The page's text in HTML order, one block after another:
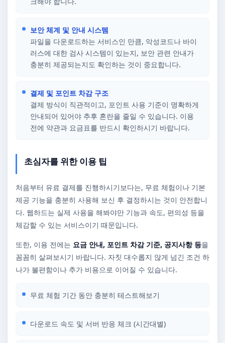
보안 체계 및 안내 시스템
파일을 다운로드하는 서비스인 만큼, 악성코드나 바이
러스에 대한 검사 시스템이 있는지, 보안 관련 안내가
충분히 제공되는지도 확인하는 것이 중요합니다.
결제 및 포인트 차감 구조
결제 방식이 직관적이고, 포인트 사용 기준이 명확하게
안내되어 있어야 추후 혼란을 줄일 수 있습니다. 이용
전에 약관과 요금표를 반드시 확인하시기 바랍니다.
초심자를 위한 이용 팁
처음부터 유료 결제를 진행하시기보다는, 무료 체험이나 기본
제공 기능을 충분히 사용해 보신 후 결정하시는 것이 안전합니
다. 웹하드는 실제 사용을 해봐야만 기능과 속도, 편의성 등을
체감할 수 있는 서비스이기 때문입니다.
또한, 이용 전에는 요금 안내, 포인트 차감 기준, 공지사항 등을
꼼꼼히 살펴보시기 바랍니다. 자칫 대수롭지 않게 넘긴 조건 하
나가 불편함이나 추가 비용으로 이어질 수 있습니다.
무료 체험 기간 동안 충분히 테스트해보기
다운로드 속도 및 서버 반응 체크 (시간대별)